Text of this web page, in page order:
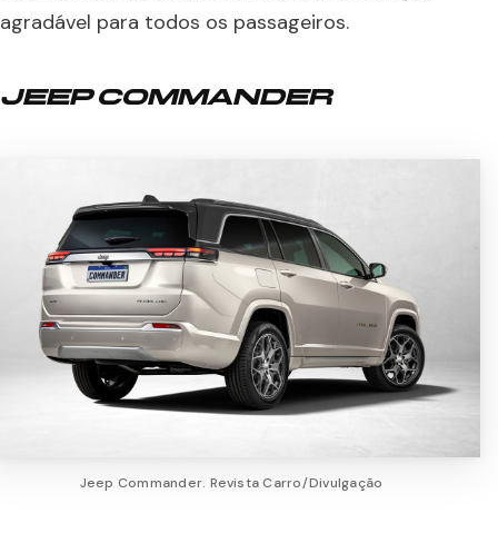
agradável para todos os passageiros.
JEEP COMMANDER
Jeep Commander. Revista Carro/Divulgação